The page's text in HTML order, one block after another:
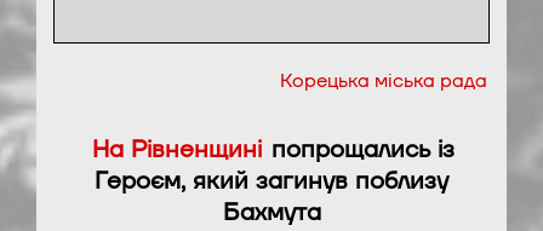
Корецька міська рада
На Рівненщині попрощались із
Героєм, який загинув поблизу
Бахмута